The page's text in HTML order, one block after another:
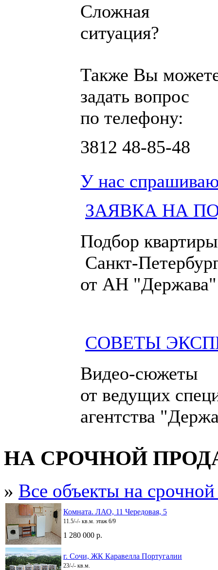
Сложная
ситуация?
Также Вы
задать вопрос
по телефону:
3812 48-85-48
У нас
ЗАЯВКА НА
Подбор
Санкт-
от АН "Держава"
СОВЕТЫ
Видео-сюжеты
от ведущих
агентства
НА СРОЧНОЙ
» Все объекты на
Комната. ЛАО, 11 Чередовая, 5
11.5/-/- кв.м. этаж 6/9
1 280 000 р.
г. Сочи, ЖК Каравелла Португалии
23/-/- кв.м.